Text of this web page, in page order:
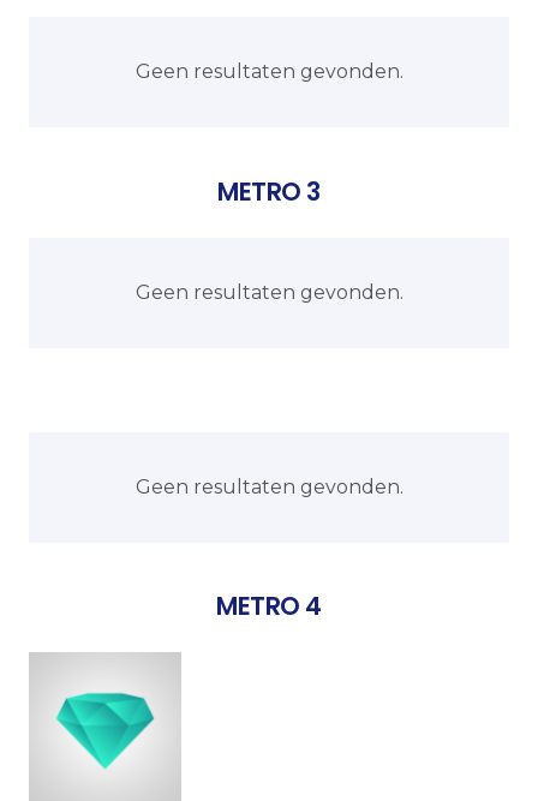
Geen resultaten gevonden.
METRO 3
Geen resultaten gevonden.
Geen resultaten gevonden.
METRO 4